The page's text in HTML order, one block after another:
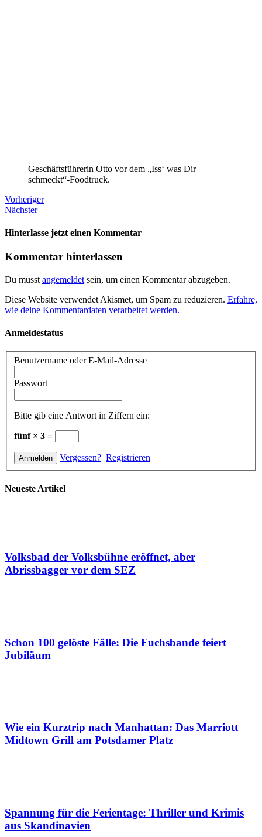
Geschäftsführerin Otto vor dem „Iss‘ was Dir
schmeckt“-Foodtruck.
Vorheriger
Nächster
Hinterlasse jetzt einen Kommentar
Kommentar hinterlassen
Du musst angemeldet sein, um einen Kommentar abzugeben.
Diese Website verwendet Akismet, um Spam zu reduzieren. Erfahre,
wie deine Kommentardaten verarbeitet werden.
Anmeldestatus
Benutzername oder E-Mail-Adresse
Passwort
Bitte gib eine Antwort in Ziffern ein:
fünf × 3 =
Vergessen? Registrieren
Neueste Artikel
Volksbad der Volksbühne eröffnet, aber
Abrissbagger vor dem SEZ
Schon 100 gelöste Fälle: Die Fuchsbande feiert
Jubiläum
Wie ein Kurztrip nach Manhattan: Das Marriott
Midtown Grill am Potsdamer Platz
Spannung für die Ferientage: Thriller und Krimis
aus Skandinavien